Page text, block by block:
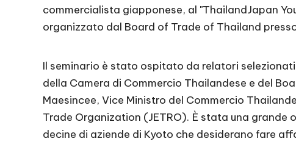
commercialista giapponese, al "ThailandJapan
organizzato dal Board of Trade of Thailand
Il seminario è stato ospitato da relatori
della Camera di Commercio Thailandese e del
Maesincee, Vice Ministro del Commercio
Trade Organization (JETRO). È stata una
decine di aziende di Kyoto che desiderano fare